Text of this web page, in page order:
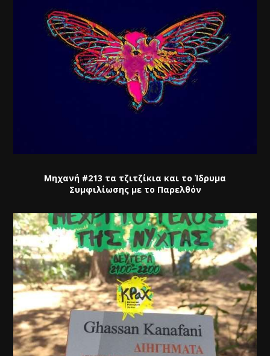
Μηχανή #213 τα τζιτζίκια και το Ίδρυμα
Συμφιλίωσης με το Παρελθόν